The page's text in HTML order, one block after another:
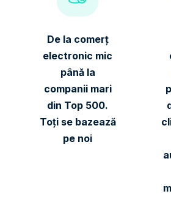
De la comerț
electronic mic
până la
companii mari
din Top 500.
Toți se bazează
pe noi